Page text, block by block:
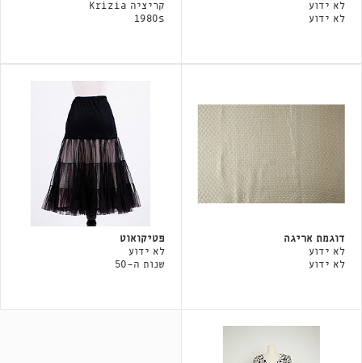
לא ידוע
לא ידוע
קריציה Krizia
1980s
דוגמת אריגה
לא ידוע
לא ידוע
פטיקואוט
לא ידוע
שנות ה-50